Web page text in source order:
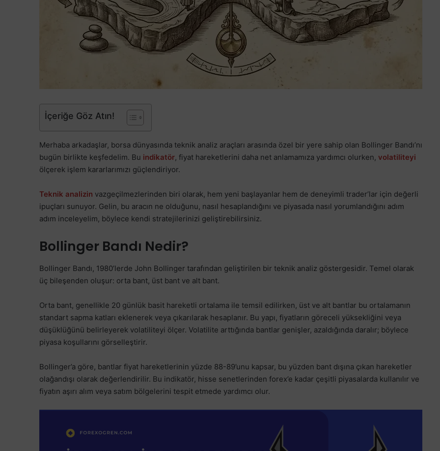
İçeriğe Göz Atın!
Merhaba arkadaşlar, borsa dünyasında teknik analiz araçları arasında özel bir yere sahip olan Bollinger Bandı’nı
bugün birlikte keşfedelim. Bu indikatör, fiyat hareketlerini daha net anlamamıza yardımcı olurken, volatiliteyi
ölçerek işlem kararlarımızı güçlendiriyor.
Teknik analizin vazgeçilmezlerinden biri olarak, hem yeni başlayanlar hem de deneyimli trader’lar için değerli
ipuçları sunuyor. Gelin, bu aracın ne olduğunu, nasıl hesaplandığını ve piyasada nasıl yorumlandığını adım
adım inceleyelim, böylece kendi stratejilerinizi geliştirebilirsiniz.
Bollinger Bandı Nedir?
Bollinger Bandı, 1980’lerde John Bollinger tarafından geliştirilen bir teknik analiz göstergesidir. Temel olarak
üç bileşenden oluşur: orta bant, üst bant ve alt bant.
Orta bant, genellikle 20 günlük basit hareketli ortalama ile temsil edilirken, üst ve alt bantlar bu ortalamanın
standart sapma katları eklenerek veya çıkarılarak hesaplanır. Bu yapı, fiyatların göreceli yüksekliğini veya
düşüklüğünü belirleyerek volatiliteyi ölçer. Volatilite arttığında bantlar genişler, azaldığında daralır; böylece
piyasa koşullarını görselleştirir.
Bollinger’a göre, bantlar fiyat hareketlerinin yüzde 88-89’unu kapsar, bu yüzden bant dışına çıkan hareketler
olağandışı olarak değerlendirilir. Bu indikatör, hisse senetlerinden forex’e kadar çeşitli piyasalarda kullanılır ve
fiyatın aşırı alım veya satım bölgelerini tespit etmede yardımcı olur.